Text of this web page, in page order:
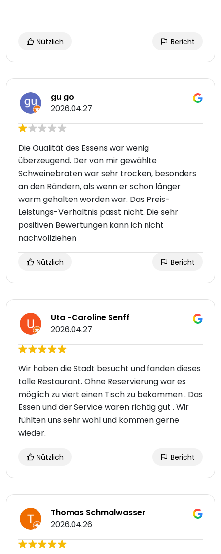
Nützlich Bericht
gu go
2026.04.27
Die Qualität des Essens war wenig
überzeugend. Der von mir gewählte
Schweinebraten war sehr trocken, besonders
an den Rändern, als wenn er schon länger
warm gehalten worden war. Das Preis-
Leistungs-Verhältnis passt nicht. Die sehr
positiven Bewertungen kann ich nicht
nachvollziehen
Nützlich Bericht
Uta -Caroline Senff
2026.04.27
Wir haben die Stadt besucht und fanden dieses
tolle Restaurant. Ohne Reservierung war es
möglich zu viert einen Tisch zu bekommen . Das
Essen und der Service waren richtig gut . Wir
fühlten uns sehr wohl und kommen gerne
wieder.
Nützlich Bericht
Thomas Schmalwasser
2026.04.26